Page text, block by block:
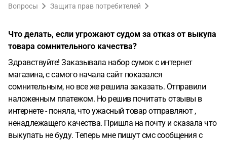
Вопросы Защита прав потребителей
Что делать, если угрожают судом за отказ от выкупа
товара сомнительного качества?
Здравствуйте! Заказывала набор сумок с интернет
магазина, с самого начала сайт показался
сомнительным, но все же решила заказать. Отправили
наложенным платежом. Но решив почитать отзывы в
интернете - поняла, что ужасный товар отправляют ,
ненадлежащего качества. Пришла на почту и сказала что
выкупать не буду. Теперь мне пишут смс сообщения с